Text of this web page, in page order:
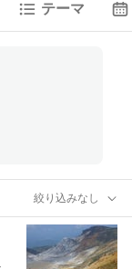
テーマ
絞り込みなし